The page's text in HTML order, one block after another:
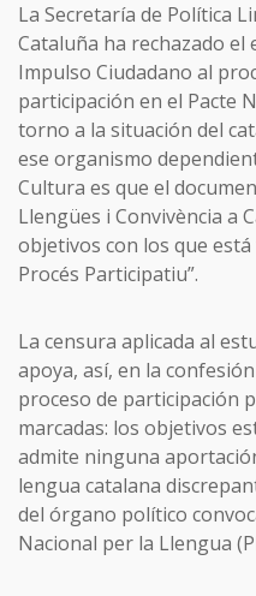
La Secretaría de Política
Cataluña ha rechazado
Impulso Ciudadano al
participación en el Pacte
torno a la situación del
ese organismo
Cultura es que el
Llengües i Convivència a
objetivos con los que
Procés Participatiu”.
La censura aplicada al
apoya, así, en la
proceso de participación
marcadas: los objetivos
admite ninguna
lengua catalana
del órgano político
Nacional per la Llengua